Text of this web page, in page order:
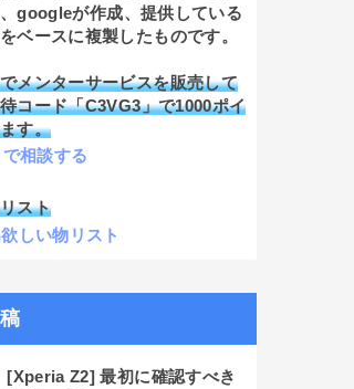
googleが作成、提供している
ベースに複製したものです。
メンターサービスを販売して
コード「C3VG3」で1000ポイ
す。
相談する
スト
しい物リスト
[Xperia Z2] 最初に確認すべき